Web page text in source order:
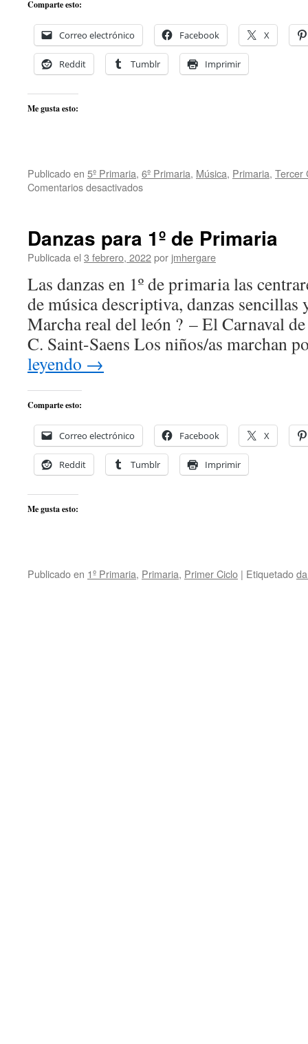
Comparte esto:
Correo electrónico Facebook X
Reddit Tumblr Imprimir
Me gusta esto:
Publicado en 5º Primaria, 6º Primaria, Música, Primaria, Tercer
Comentarios desactivadosen
6º
primaria
Danzas para 1º de Primaria
Publicada el 3 febrero, 2022por jmhergare
Las danzas en 1º de primaria las
de música descriptiva, danzas sencillas
Marcha real del león ? – El Carnaval
C. Saint-Saens Los niños/as marchan
leyendo →
Comparte esto:
Correo electrónico Facebook X
Reddit Tumblr Imprimir
Me gusta esto:
Publicado en 1º Primaria, Primaria, Primer Ciclo | Etiquetado